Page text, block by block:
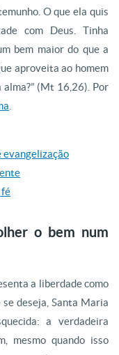
O que ela quis
com Deus. Tinha
bem maior do que a
aproveita ao homem
(Mt 16,26). Por
.
evangelização
fé
o bem num
a liberdade como
deseja, Santa Maria
a verdadeira
mesmo quando isso